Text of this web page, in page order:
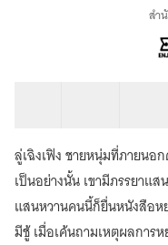
ตำนาน
เล่ม
17
สำ
ลู่เฉิงเฟิง ชายหนุ่มที่ภายนอ
เป็นอย่างนั้น เขามีภรรยาแ
แสนหวานคนนี้ก็ยื่นหนังสือห
มีชู้ เมื่อเค้นถามเหตุผลการ